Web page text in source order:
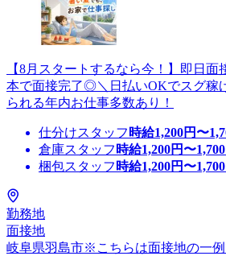
【8月スタートするなら今！】即日面
本で面接完了◎＼日払いOKでスグ稼
られる年内お仕事多数あり！
仕分けスタッフ 時給1,200円〜
倉庫スタッフ 時給1,200円〜1,700
梱包スタッフ 時給1,200円〜1,700
勤務地
面接地
岐阜県羽島市※こちらは面接地の一